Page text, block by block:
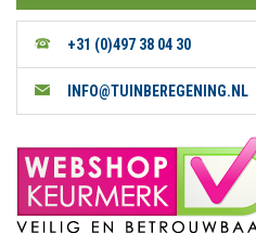
+31 (0)497 38 04 30
INFO@TUINBEREGENING.NL